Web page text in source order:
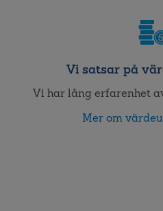
Vi satsar på
Vi har lång erfarenhet
Mer om